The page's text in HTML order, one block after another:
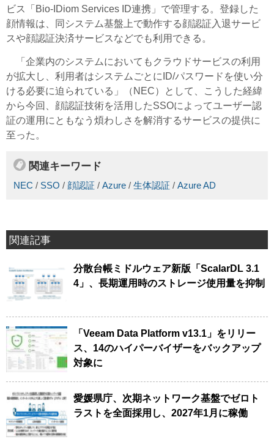
ビス「Bio-IDiom Services ID連携」で管理する。登録した
顔情報は、同システム基盤上で動作する顔認証入退サービ
スや顔認証決済サービスなどでも利用できる。
「企業内のシステムにおいてもクラウドサービスの利用
が拡大し、利用者はシステムごとにID/パスワードを使い分
ける必要に迫られている」（NEC）として、こうした経緯
から今回、顔認証技術を活用したSSOによってユーザー認
証の運用にともなう煩わしさを解消するサービスの提供に
至った。
関連キーワード
NEC / SSO / 顔認証 / Azure / 生体認証 / Azure AD
関連記事
分散台帳ミドルウェア新版「ScalarDL 3.1
4」、長期運用時のストレージ使用量を抑制
「Veeam Data Platform v13.1」をリリー
ス、14のハイパーバイザーをバックアップ
対象に
愛媛県庁、次期ネットワーク基盤でゼロト
ラストを全面採用し、2027年1月に稼働